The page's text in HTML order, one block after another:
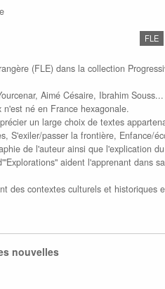
FLE
(FLE) dans la collection
Aimé Césaire, Ibrahim
né en France hexagonale.
un large choix de textes
S'exiler/passer la frontière, Enfance/
de l'auteur ainsi que l'explication
aident l'apprenant dans
des contextes culturels et
nouvelles